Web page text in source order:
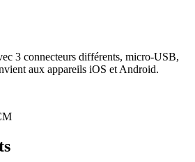
3 connecteurs différents, micro-USB,
aux appareils iOS et Android.